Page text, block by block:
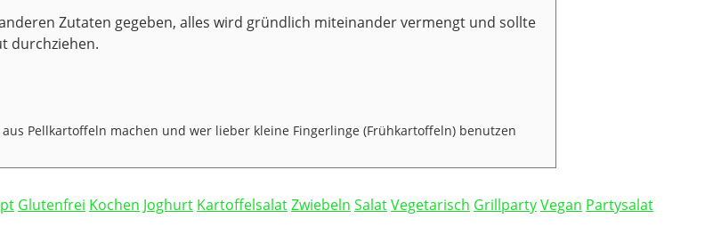
Zutaten gegeben, alles wird gründlich miteinander vermengt und sollte
durchziehen.
Pellkartoffeln machen und wer lieber kleine Fingerlinge (Frühkartoffeln) benutzen
Glutenfrei Kochen Joghurt KartoffelsalatZwiebeln SalatVegetarisch GrillpartyVegan Partysalat